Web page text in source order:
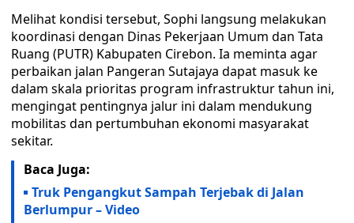
Melihat kondisi tersebut, Sophi langsung melakukan
koordinasi dengan Dinas Pekerjaan Umum dan Tata
Ruang (PUTR) Kabupaten Cirebon. Ia meminta agar
perbaikan jalan Pangeran Sutajaya dapat masuk ke
dalam skala prioritas program infrastruktur tahun ini,
mengingat pentingnya jalur ini dalam mendukung
mobilitas dan pertumbuhan ekonomi masyarakat
sekitar.
Baca Juga:
Truk Pengangkut Sampah Terjebak di Jalan
Berlumpur – Video